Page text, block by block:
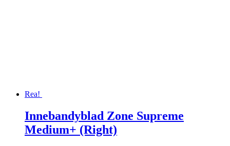
Rea!
Innebandyblad Zone Supreme
Medium+ (Right)